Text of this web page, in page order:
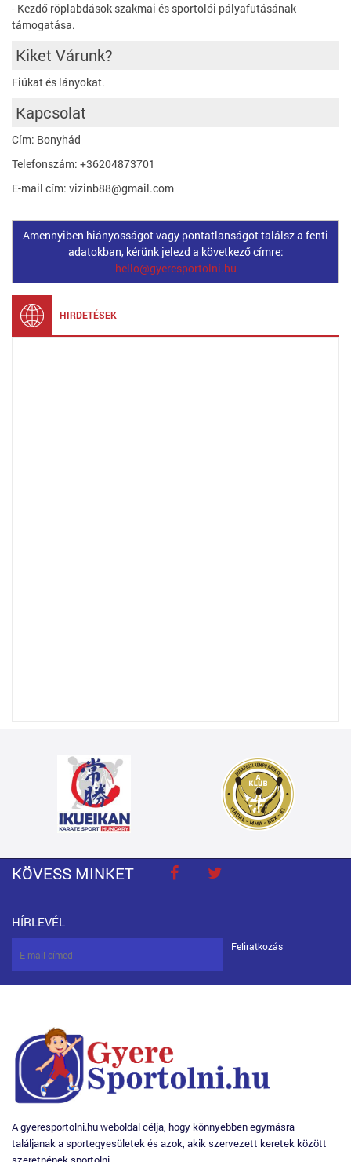
- Kezdő röplabdások szakmai és sportolói pályafutásának
támogatása.
Kiket Várunk?
Fiúkat és lányokat.
Kapcsolat
Cím: Bonyhád
Telefonszám: +36204873701
E-mail cím: vizinb88@gmail.com
Amennyiben hiányosságot vagy pontatlanságot találsz a fenti
adatokban, kérünk jelezd a következő címre:
hello@gyeresportolni.hu
HIRDETÉSEK
KÖVESS MINKET
HÍRLEVÉL
Feliratkozás
A gyeresportolni.hu weboldal célja, hogy könnyebben egymásra
találjanak a sportegyesületek és azok, akik szervezett keretek között